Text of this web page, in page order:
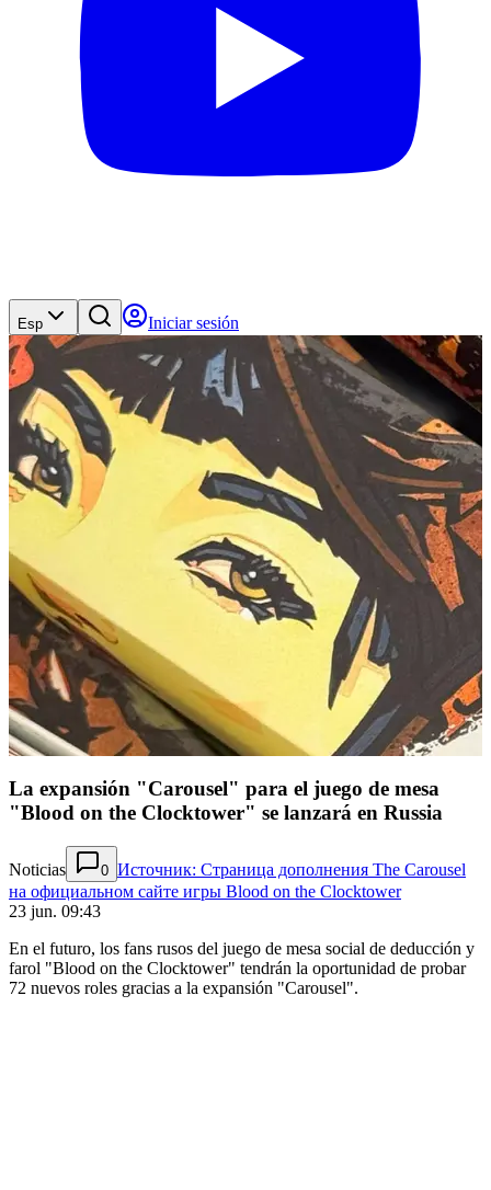
Esp Iniciar sesión
La expansión "Carousel" para el juego de mesa
"Blood on the Clocktower" se lanzará en Russia
Noticias 0 Источник: Страница дополнения The Carousel
на официальном сайте игры Blood on the Clocktower
23 jun. 09:43
En el futuro, los fans rusos del juego de mesa social de deducción y
farol "Blood on the Clocktower" tendrán la oportunidad de probar
72 nuevos roles gracias a la expansión "Carousel".